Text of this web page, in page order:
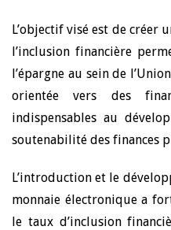
L’objectif visé est de créer
l’inclusion financière
l’épargne au sein de
orientée vers des
indispensables au
soutenabilité des finances
L’introduction et le
monnaie électronique a
le taux d’inclusion